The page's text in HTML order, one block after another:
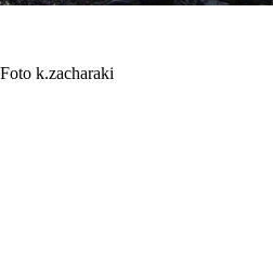
k.zacharaki